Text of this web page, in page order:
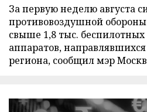
За первую неделю августа
противовоздушной
свыше 1,8 тыс.
аппаратов,
региона, сообщил мэр